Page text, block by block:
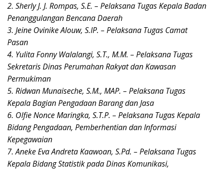
2. Sherly J. J. Rompas, S.E. – Pelaksana Tugas Kepala Badan
Penanggulangan Bencana Daerah
3. Jeine Ovinike Alouw, S.IP. – Pelaksana Tugas Camat
Pasan
4. Yulita Fonny Walalangi, S.T., M.M. – Pelaksana Tugas
Sekretaris Dinas Perumahan Rakyat dan Kawasan
Permukiman
5. Ridwan Munaiseche, S.M., MAP. – Pelaksana Tugas
Kepala Bagian Pengadaan Barang dan Jasa
6. Olfie Nonce Maringka, S.T.P. – Pelaksana Tugas Kepala
Bidang Pengadaan, Pemberhentian dan Informasi
Kepegawaian
7. Aneke Eva Andreta Kaawoan, S.Pd. – Pelaksana Tugas
Kepala Bidang Statistik pada Dinas Komunikasi,